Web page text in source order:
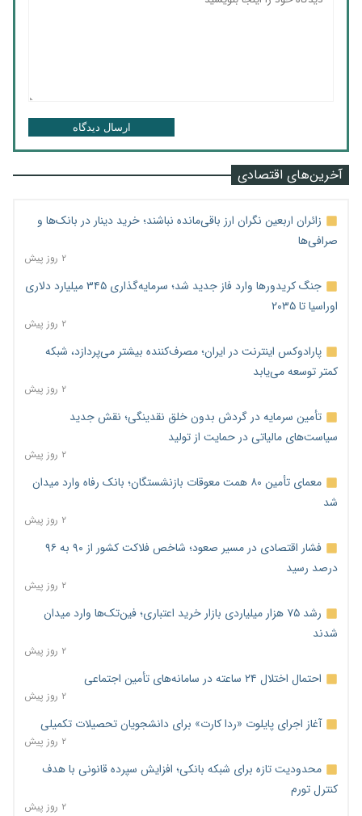
ارسال دیدگاه
آخرین‌های اقتصادی
زائران اربعین نگران ارز باقی‌مانده نباشند؛ خرید دینار در بانک‌ها و
صرافی‌ها
۲ روز پیش
جنگ کریدورها وارد فاز جدید شد؛ سرمایه‌گذاری ۳۴۵ میلیارد دلاری
اوراسیا تا ۲۰۳۵
۲ روز پیش
پارادوکس اینترنت در ایران؛ مصرف‌کننده بیشتر می‌پردازد، شبکه
کمتر توسعه می‌یابد
۲ روز پیش
تأمین سرمایه در گردش بدون خلق نقدینگی؛ نقش جدید
سیاست‌های مالیاتی در حمایت از تولید
۲ روز پیش
معمای تأمین ۸۰ همت معوقات بازنشستگان؛ بانک رفاه وارد میدان
شد
۲ روز پیش
فشار اقتصادی در مسیر صعود؛ شاخص فلاکت کشور از ۹۰ به ۹۶
درصد رسید
۲ روز پیش
رشد ۷۵ هزار میلیاردی بازار خرید اعتباری؛ فین‌تک‌ها وارد میدان
شدند
۲ روز پیش
احتمال اختلال ۲۴ ساعته در سامانه‌های تأمین اجتماعی
۲ روز پیش
آغاز اجرای پایلوت «ردا کارت» برای دانشجویان تحصیلات تکمیلی
۲ روز پیش
محدودیت تازه برای شبکه بانکی؛ افزایش سپرده قانونی با هدف
کنترل تورم
۲ روز پیش